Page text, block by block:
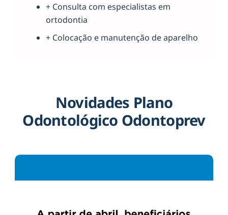
+ Consulta com especialistas em
ortodontia
+ Colocação e manutenção de aparelho
Novidades Plano
Odontológico Odontoprev